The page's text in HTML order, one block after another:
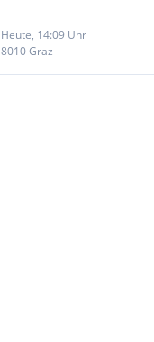
Bildung
Heute, 14:09 Uhr
8010 Graz